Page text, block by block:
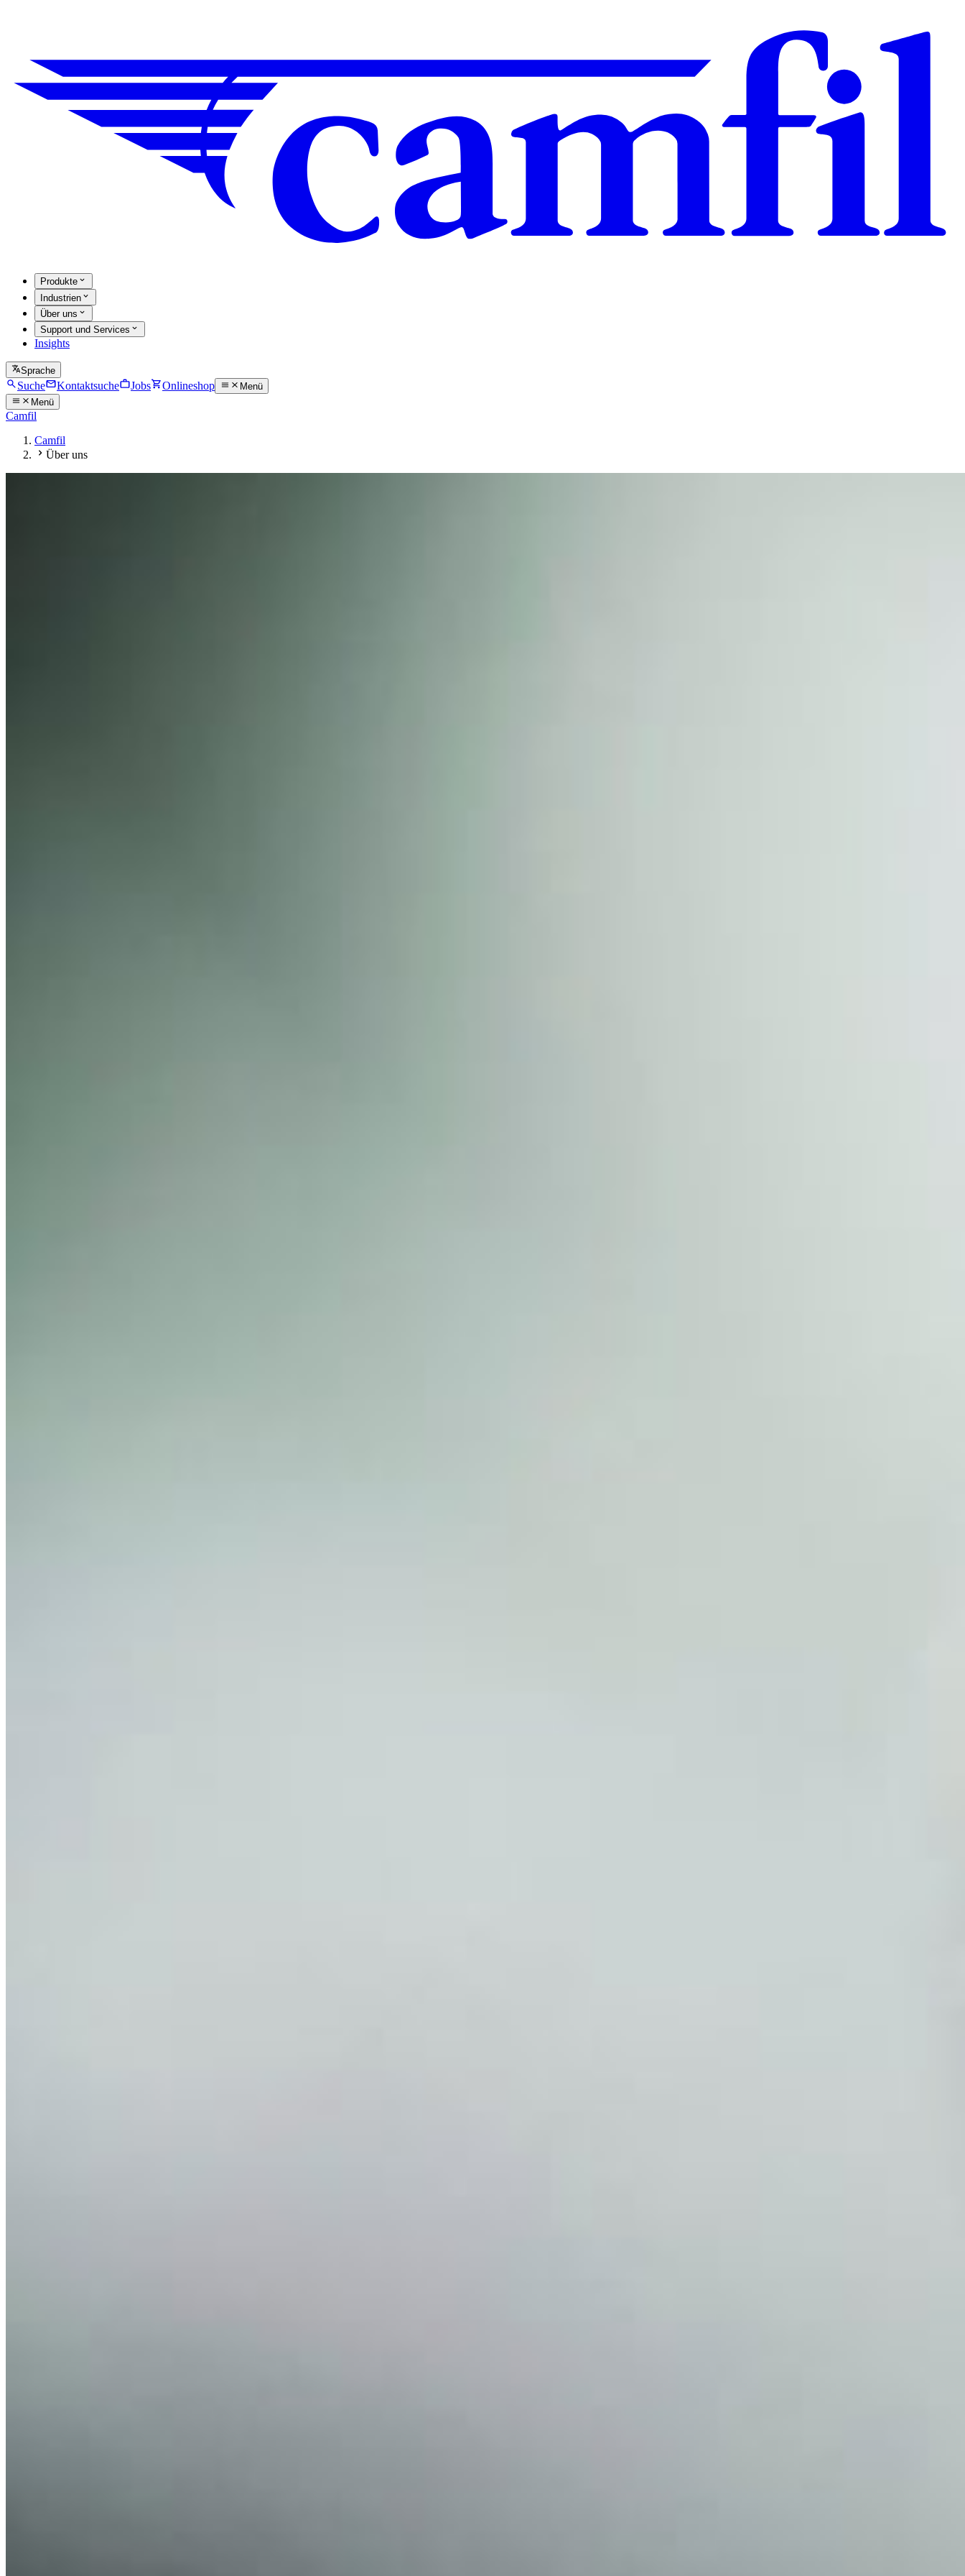
Produkte
Industrien
Über uns
Support und Services
Insights
Sprache
Suche Kontaktsuche Jobs Onlineshop
Menü
Menü
Camfil
Camfil
Über uns